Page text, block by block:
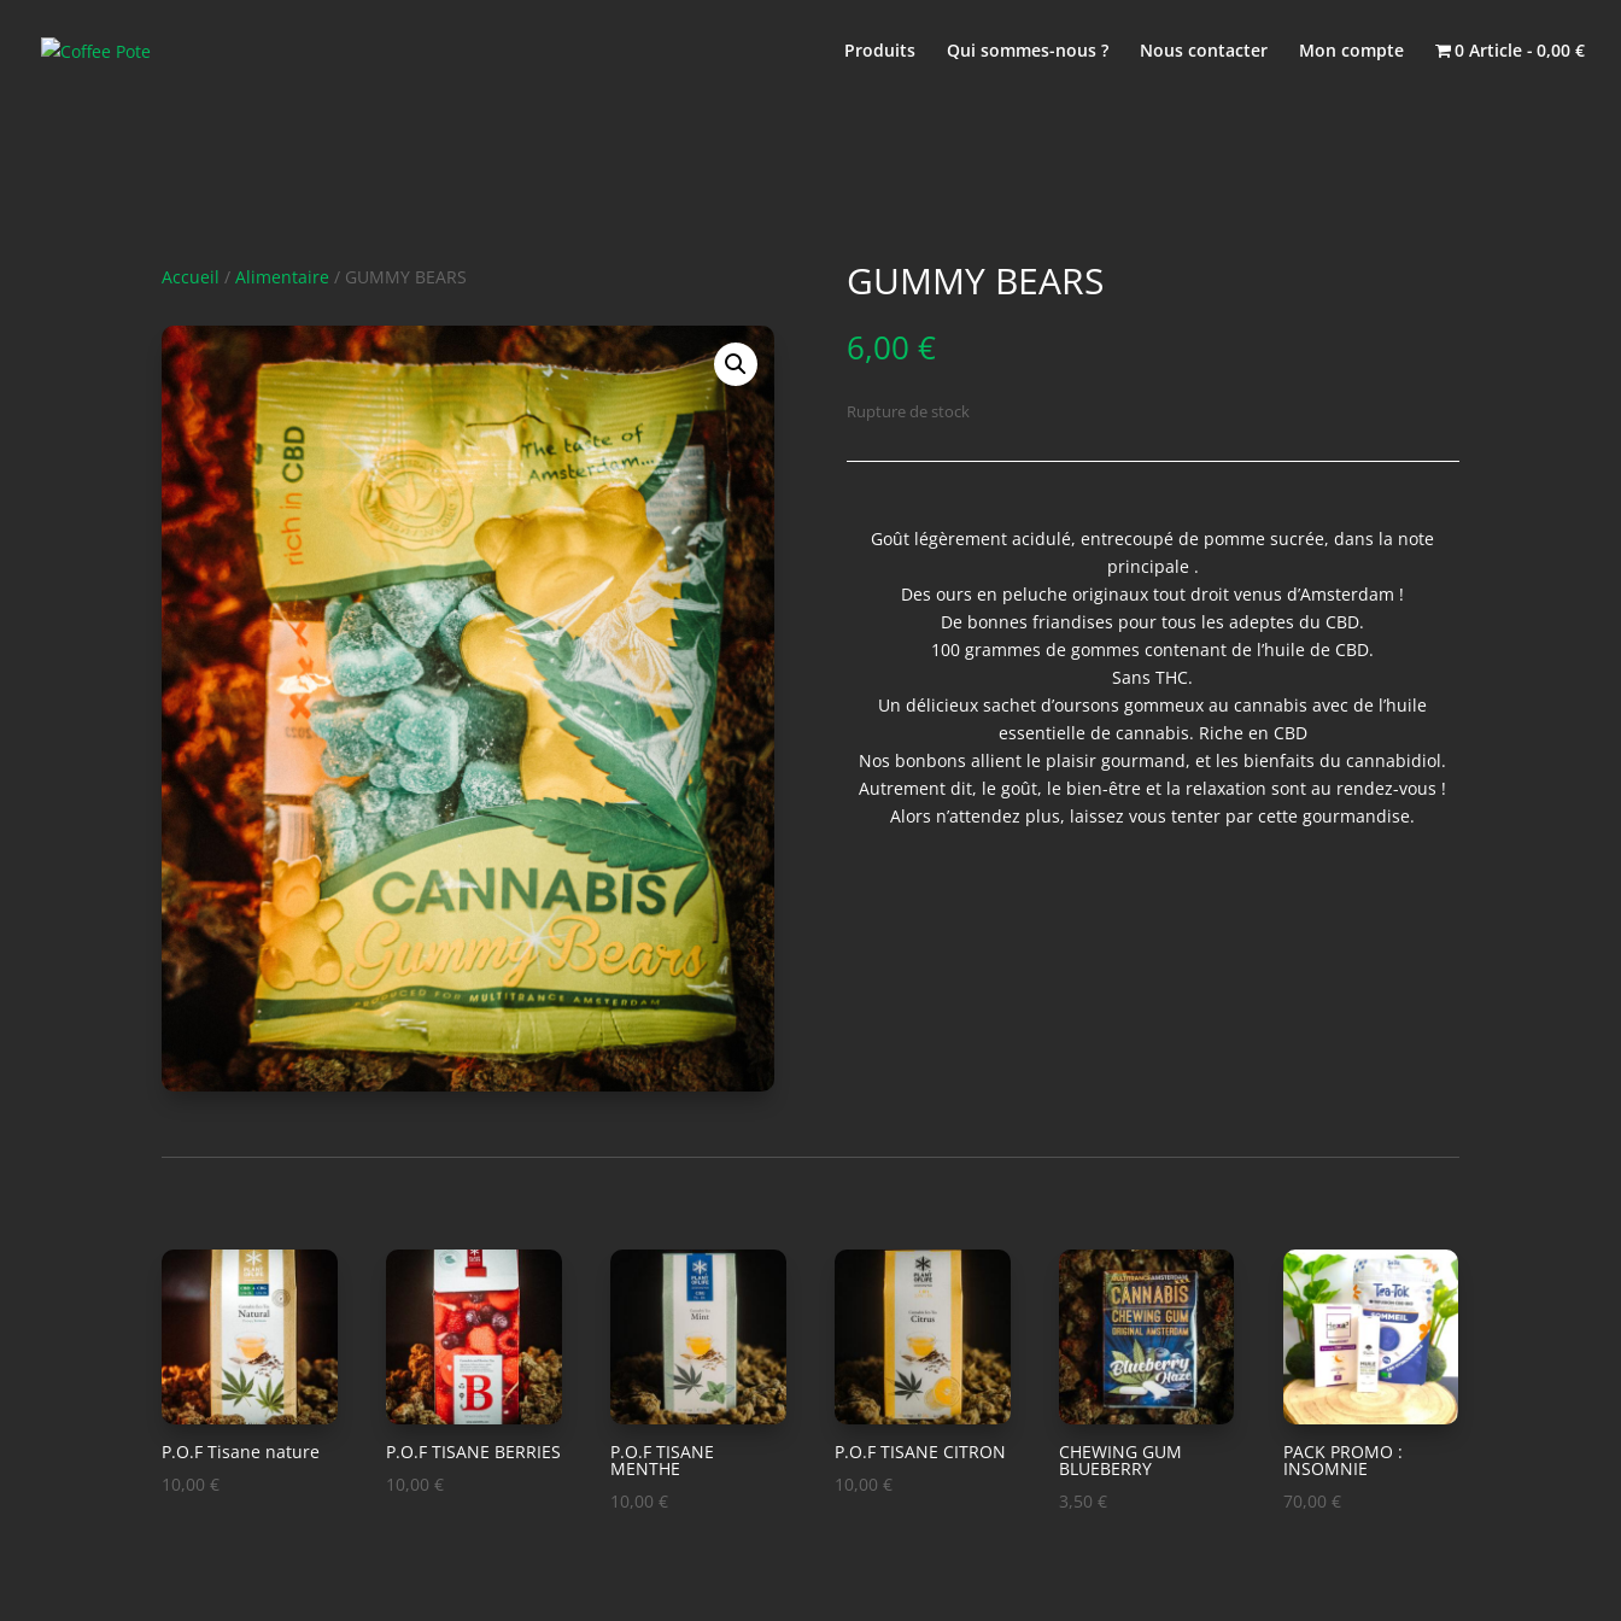
Produits Qui sommes-nous ? Nous contacter Mon compte 0 Article 0,00 €
Accueil /Alimentaire / GUMMY BEARS GUMMY BEARS
6,00 €
Rupture de stock
Goût légèrement acidulé, entrecoupé de pomme sucrée, dans la note
principale .
Des ours en peluche originaux tout droit venus d’Amsterdam !
De bonnes friandises pour tous les adeptes du CBD.
100 grammes de gommes contenant de l’huile de CBD.
Sans THC.
Un délicieux sachet d’oursons gommeux au cannabis avec de l’huile
essentielle de cannabis. Riche en CBD
Nos bonbons allient le plaisir gourmand, et les bienfaits du cannabidiol.
Autrement dit, le goût, le bien-être et la relaxation sont au rendez-vous !
Alors n’attendez plus, laissez vous tenter par cette gourmandise.
P.O.F Tisane nature
10,00€
P.O.F TISANE BERRIES
10,00€
P.O.F TISANE
MENTHE
10,00€
P.O.F TISANE CITRON
10,00€
CHEWING GUM
BLUEBERRY
3,50€
PACK PROMO :
INSOMNIE
70,00€